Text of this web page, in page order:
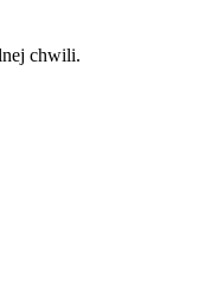
chwili.